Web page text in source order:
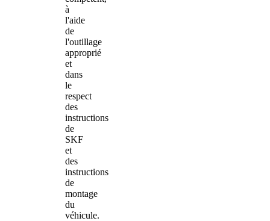
à
l'aide
de
l'outillage
approprié
et
dans
le
respect
des
instructions
de
SKF
et
des
instructions
de
montage
du
véhicule.